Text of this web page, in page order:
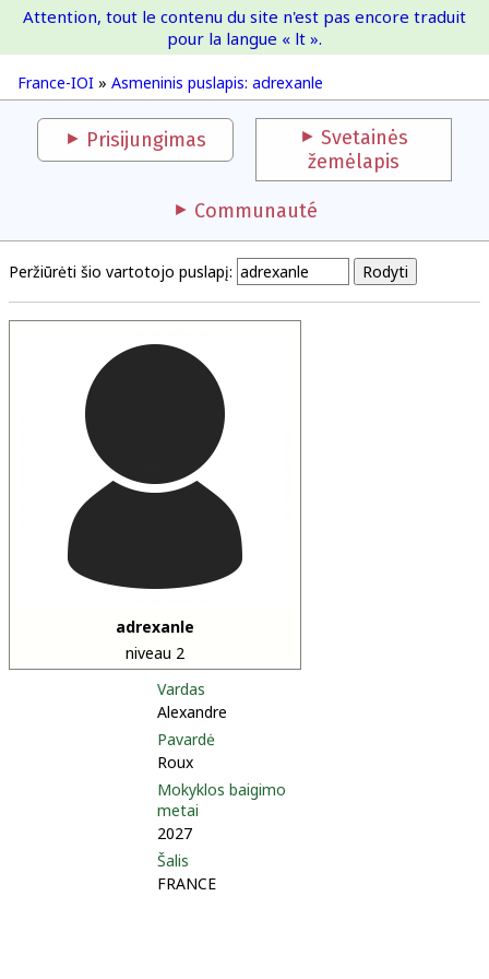
France-IOI
France-IOI » Asmeninis puslapis: adrexanle
Attention, tout le contenu du site n'est pas encore traduit
pour la langue « lt ».
Prisijungimas
Svetainės
žemėlapis
Communauté
Peržiūrėti šio vartotojo puslapį:
adrexanle
niveau 2
Vardas
Alexandre
Pavardė
Roux
Mokyklos baigimo
metai
2027
Šalis
FRANCE